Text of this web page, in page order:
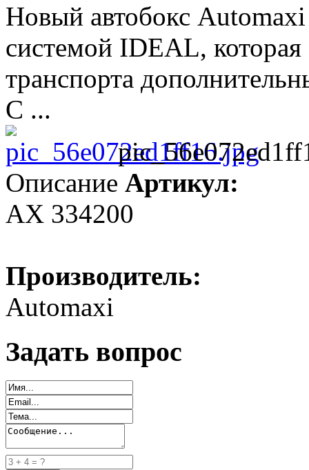
Новый автобокс
системой IDEAL, которая
транспорта
С ...
Описание Артикул:
AX 334200
Производитель:
Automaxi
Задать вопрос